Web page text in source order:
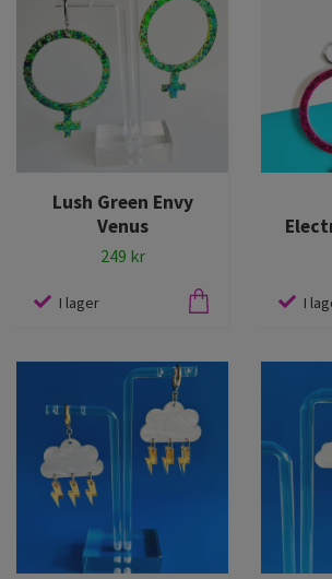
Lush Green Envy
Venus
249 kr
I lager I